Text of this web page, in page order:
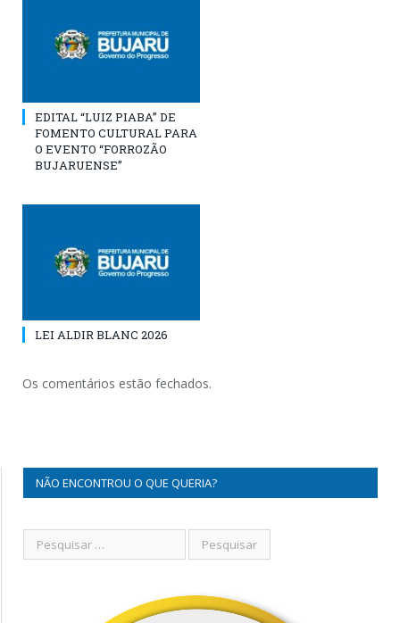
EDITAL “LUIZ PIABA” DE
FOMENTO CULTURAL PARA
O EVENTO “FORROZÃO
BUJARUENSE”
LEI ALDIR BLANC 2026
Os comentários estão fechados.
NÃO ENCONTROU O QUE QUERIA?